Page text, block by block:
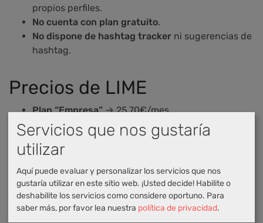
propios perfiles.
No cuenta con plan gratuito.
No dispone de hashtag tracker ni sugerencias de
hashtag.
Precios de LIME
Plan “Empresa”→ 25,70€/mes
Plan “Empresa +”
Plan “Agencia” → 175,20€/mes
Si seleccionas el pago anual en los
planes, podrás disfrutar de un descuento
en tu cuota por pronto pago.
Servicios que nos gustaría
utilizar
Aquí puede evaluar y personalizar los servicios que nos
gustaría utilizar en este sitio web. ¡Usted decide! Habilite o
deshabilite los servicios como considere oportuno. Para
saber más, por favor lea nuestra política de privacidad.